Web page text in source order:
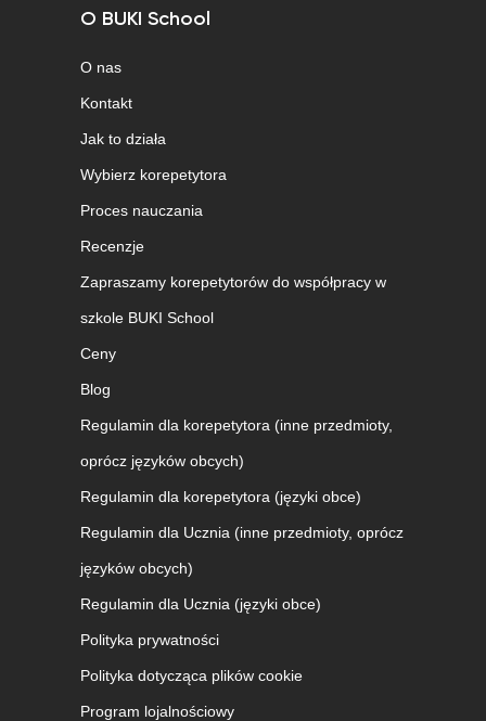
O BUKI School
O nas
Kontakt
Jak to działa
Wybierz korepetytora
Proces nauczania
Recenzje
Zapraszamy korepetytorów do współpracy w
szkole BUKI School
Ceny
Blog
Regulamin dla korepetytora (inne przedmioty,
oprócz języków obcych)
Regulamin dla korepetytora (języki obce)
Regulamin dla Ucznia (inne przedmioty, oprócz
języków obcych)
Regulamin dla Ucznia (języki obce)
Polityka prywatności
Polityka dotycząca plików cookie
Program lojalnościowy